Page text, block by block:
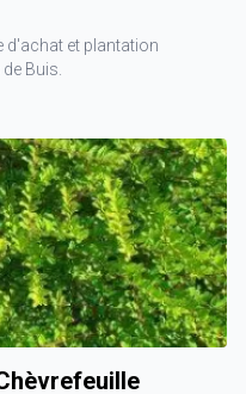
d'achat et plantation
Buis.